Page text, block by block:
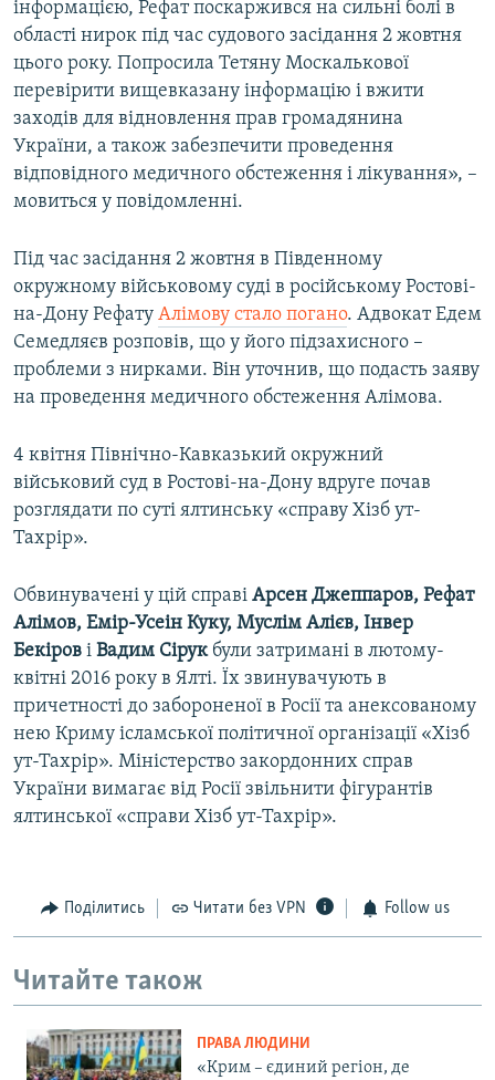
інформацією, Рефат поскаржився на сильні болі в
області нирок під час судового засідання 2 жовтня
цього року. Попросила Тетяну Москалькової
перевірити вищевказану інформацію і вжити
заходів для відновлення прав громадянина
України, а також забезпечити проведення
відповідного медичного обстеження і лікування», –
мовиться у повідомленні.
Під час засідання 2 жовтня в Південному
окружному військовому суді в російському Ростові-
на-Дону Рефату Алімову стало погано. Адвокат Едем
Семедляєв розповів, що у його підзахисного –
проблеми з нирками. Він уточнив, що подасть заяву
на проведення медичного обстеження Алімова.
4 квітня Північно-Кавказький окружний
військовий суд в Ростові-на-Дону вдруге почав
розглядати по суті ялтинську «справу Хізб ут-
Тахрір».
Обвинувачені у цій справі Арсен Джеппаров, Рефат
Алімов, Емір-Усеін Куку, Муслім Алієв, Інвер
Бекіров і Вадим Сірукбули затримані в лютому-
квітні 2016 року в Ялті. Їх звинувачують в
причетності до забороненої в Росії та анексованому
нею Криму ісламської політичної організації «Хізб
ут-Тахрір». Міністерство закордонних справ
України вимагає від Росії звільнити фігурантів
ялтинської «справи Хізб ут-Тахрір».
Поділитись Читати без VPN Follow us
Читайте також
ПРАВА ЛЮДИНИ
«Крим – єдиний регіон, де